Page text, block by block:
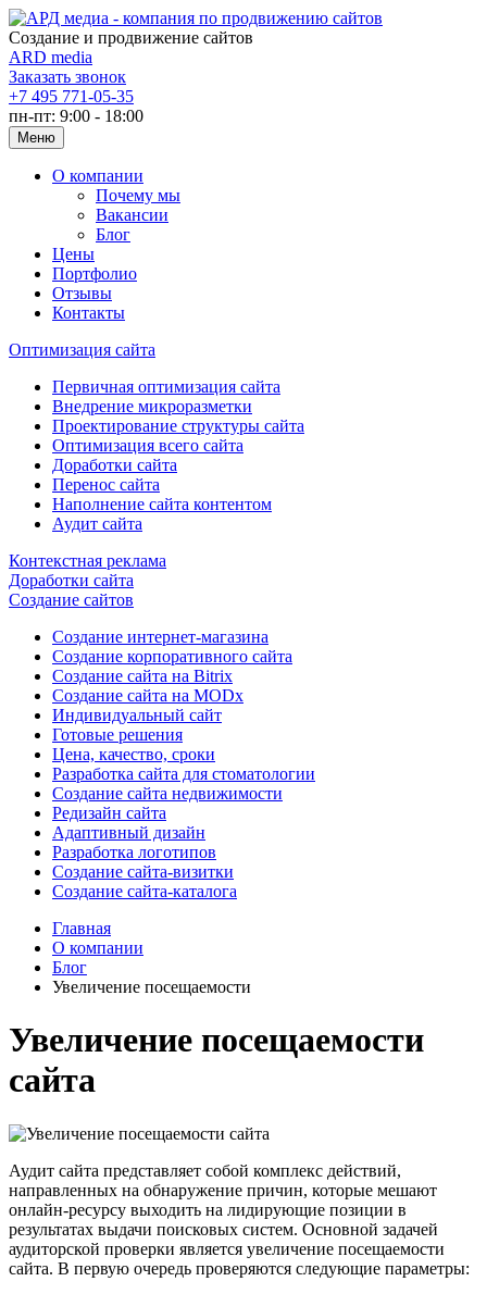
Создание и продвижение сайтов
ARD media
Заказать звонок
+7 495 771-05-35
пн-пт: 9:00 - 18:00
Меню
О компании
Почему мы
Вакансии
Блог
Цены
Портфолио
Отзывы
Контакты
Оптимизация сайта
Первичная оптимизация сайта
Внедрение микроразметки
Проектирование структуры сайта
Оптимизация всего сайта
Доработки сайта
Перенос сайта
Наполнение сайта контентом
Аудит сайта
Контекстная реклама
Доработки сайта
Создание сайтов
Создание интернет-магазина
Создание корпоративного сайта
Создание сайта на Bitrix
Создание сайта на MODx
Индивидуальный сайт
Готовые решения
Цена, качество, сроки
Разработка сайта для стоматологии
Создание сайта недвижимости
Редизайн сайта
Адаптивный дизайн
Разработка логотипов
Создание сайта-визитки
Создание сайта-каталога
Главная
О компании
Блог
Увеличение посещаемости
Увеличение посещаемости
сайта
Аудит сайта представляет собой комплекс действий,
направленных на обнаружение причин, которые мешают
онлайн-ресурсу выходить на лидирующие позиции в
результатах выдачи поисковых систем. Основной задачей
аудиторской проверки является увеличение посещаемости
сайта. В первую очередь проверяются следующие параметры: